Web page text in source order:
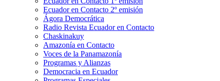
Ecuador en Contacto 2º emisión
Ágora Democrática
Radio Revista Ecuador en Contacto
Chaskinakuy
Amazonía en Contacto
Voces de la Panamazonía
Programas y Alianzas
Democracia en Ecuador